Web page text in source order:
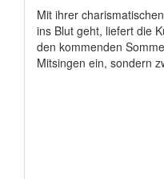
Mit ihrer
ins Blut geht, liefert die
den kommenden
Mitsingen ein, sondern